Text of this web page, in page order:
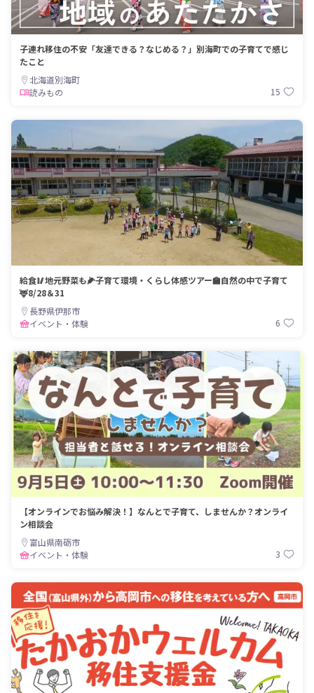
子連れ移住の不安「友達できる？なじめる？」別海町での子育てで感じ
たこと
北海道別海町
読みもの
15
給食🥢地元野菜も🌽子育て環境・くらし体感ツアー🏫自然の中で子育て
🦌8/28＆31
長野県伊那市
イベント・体験
6
【オンラインでお悩み解決！】なんとで子育て、しませんか？オンライ
ン相談会
富山県南砺市
イベント・体験
3